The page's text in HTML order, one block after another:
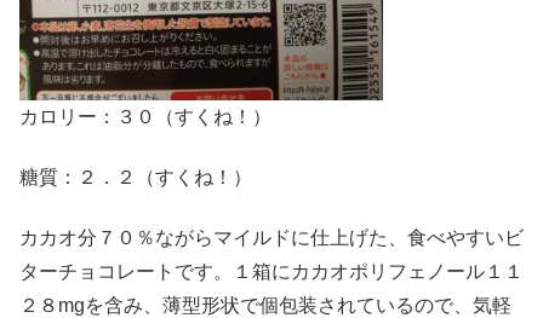
カロリー：３０（すくね！）
糖質：２．２（すくね！）
カカオ分７０％ながらマイルドに仕上げた、食べやすいビ
ターチョコレートです。１箱にカカオポリフェノール１１
２８mgを含み、薄型形状で個包装されているので、気軽